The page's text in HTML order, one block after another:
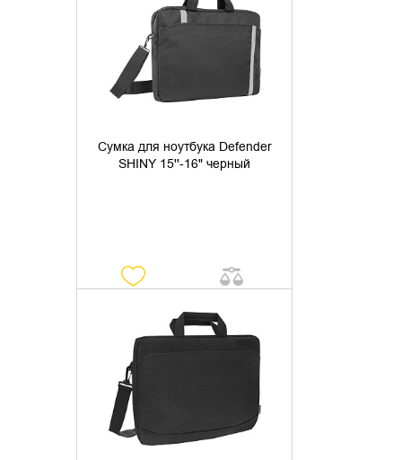
Сумка для ноутбука Defender
SHINY 15''-16" черный
УТОЧНИТЬ НАЛИЧИЕ
УТОЧНИТЬ НАЛИЧИЕ